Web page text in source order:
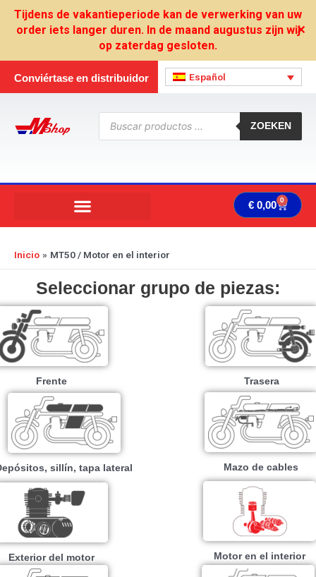
Tijdens de vakantieperiode kan de verwerking van uw
order iets langer duren. In de maand augustus zijn wij
op zaterdag gesloten.
✕
Conviértase en distribuidor Español
Búsqueda
productos
ZOEKEN
€ 0,00 0
Inicio MT50 / Motor en el interior
Seleccionar grupo de piezas:
Frente Trasera
sillín, tapa lateral Mazo de cables
Exterior del motor Motor en el interior